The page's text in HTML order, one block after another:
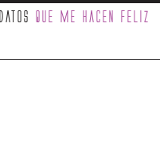
Datos que me hacen feliz